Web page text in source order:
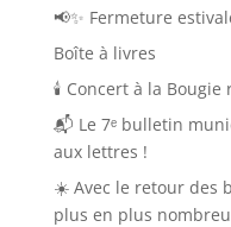
📢✨ Fermeture
Boîte à livres
🕯️ Concert à la Bougie
📬 Le 7ᵉ bulletin
aux lettres !
☀️ Avec le retour des
plus en plus